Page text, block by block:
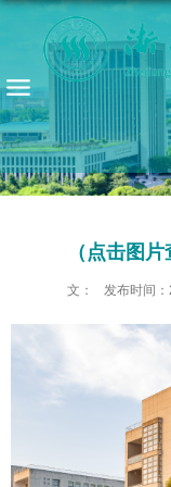
（点击图
文： 发布时间